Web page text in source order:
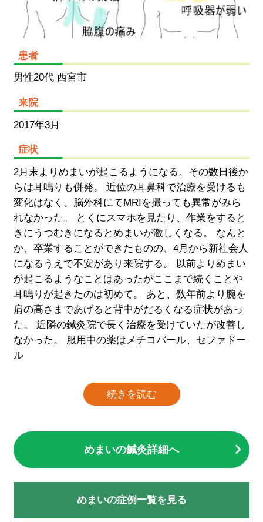
患者
男性20代 西宮市
来院
2017年3月
症状
2月末よりめまいが起こるようになる。その数日後か
らは耳鳴りも併発。 近位の耳鼻科で治療を受けるも
変化はなく。脳外科にてMRIを撮っても異常がみら
れなかった。 とくにスマホを見たり、作業をすると
きにうつむきになるとめまいが激しくなる。 なんと
か、卒業することができたものの、4月から新社会人
になるうえで不安があり来院する。 以前よりめまい
が起こるようなことはあったがここまで続くことや
耳鳴りが起きたのは初めて。 あと、数年前より腕を
肩の高さまであげると背中がだるくなる症状があっ
た。 近隣の鍼灸院で長く治療を受けていたが改善し
なかった。 服用中の薬はメチコバール、セファドー
ル
続きを読む
めまいの鍼灸詳細へ
めまいの症例一覧を見る